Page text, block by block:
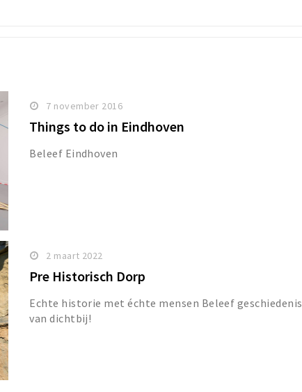
7 november 2016
Things to do in Eindhoven
Beleef Eindhoven
2 maart 2022
Pre Historisch Dorp
Echte historie met échte mensen Beleef geschiedenis
van dichtbij!